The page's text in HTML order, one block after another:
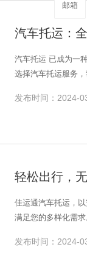
汽车托运：
汽车托运 已成为一
选择汽车托运服务
发布时间：2024-
轻松出行，
佳运通汽车托运，
满足您的多样化需
发布时间：2024-
邮箱